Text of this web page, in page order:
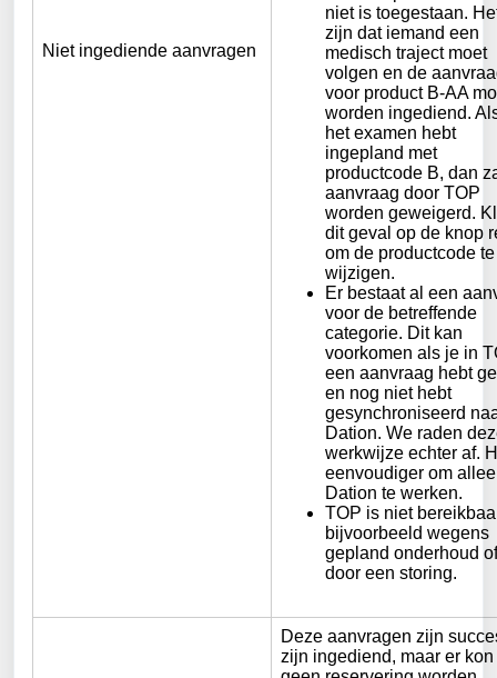
Niet ingediende aanvragen
niet is toegestaan.
zijn dat iemand een
medisch traject moet
volgen en de
voor product B-AA
worden ingediend.
het examen hebt
ingepland met
productcode B, dan
aanvraag door TOP
worden geweigerd.
dit geval op de knop
om de productcode te
wijzigen.
Er bestaat al een
voor de betreffende
categorie. Dit kan
voorkomen als je in
een aanvraag hebt
en nog niet hebt
gesynchroniseerd
Dation. We raden
werkwijze echter af.
eenvoudiger om
Dation te werken.
TOP is niet
bijvoorbeeld wegens
gepland onderhoud of
door een storing.
Deze aanvragen zijn
zijn ingediend, maar er kon